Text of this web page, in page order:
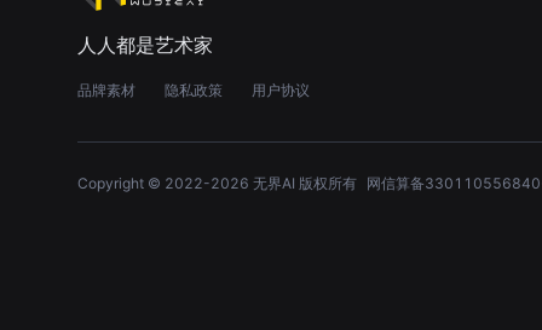
人人都是艺术家
品牌素材 隐私政策 用户协议
Copyright © 2022-2026 无界AI 版权所有 网信算备